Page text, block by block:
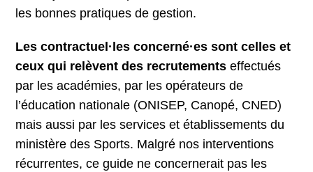
les bonnes pratiques de gestion.
Les contractuel·les concerné·es sont celles et
ceux qui relèvent des recrutements effectués
par les académies, par les opérateurs de
l’éducation nationale (ONISEP, Canopé, CNED)
mais aussi par les services et établissements du
ministère des Sports. Malgré nos interventions
récurrentes, ce guide ne concernerait pas les